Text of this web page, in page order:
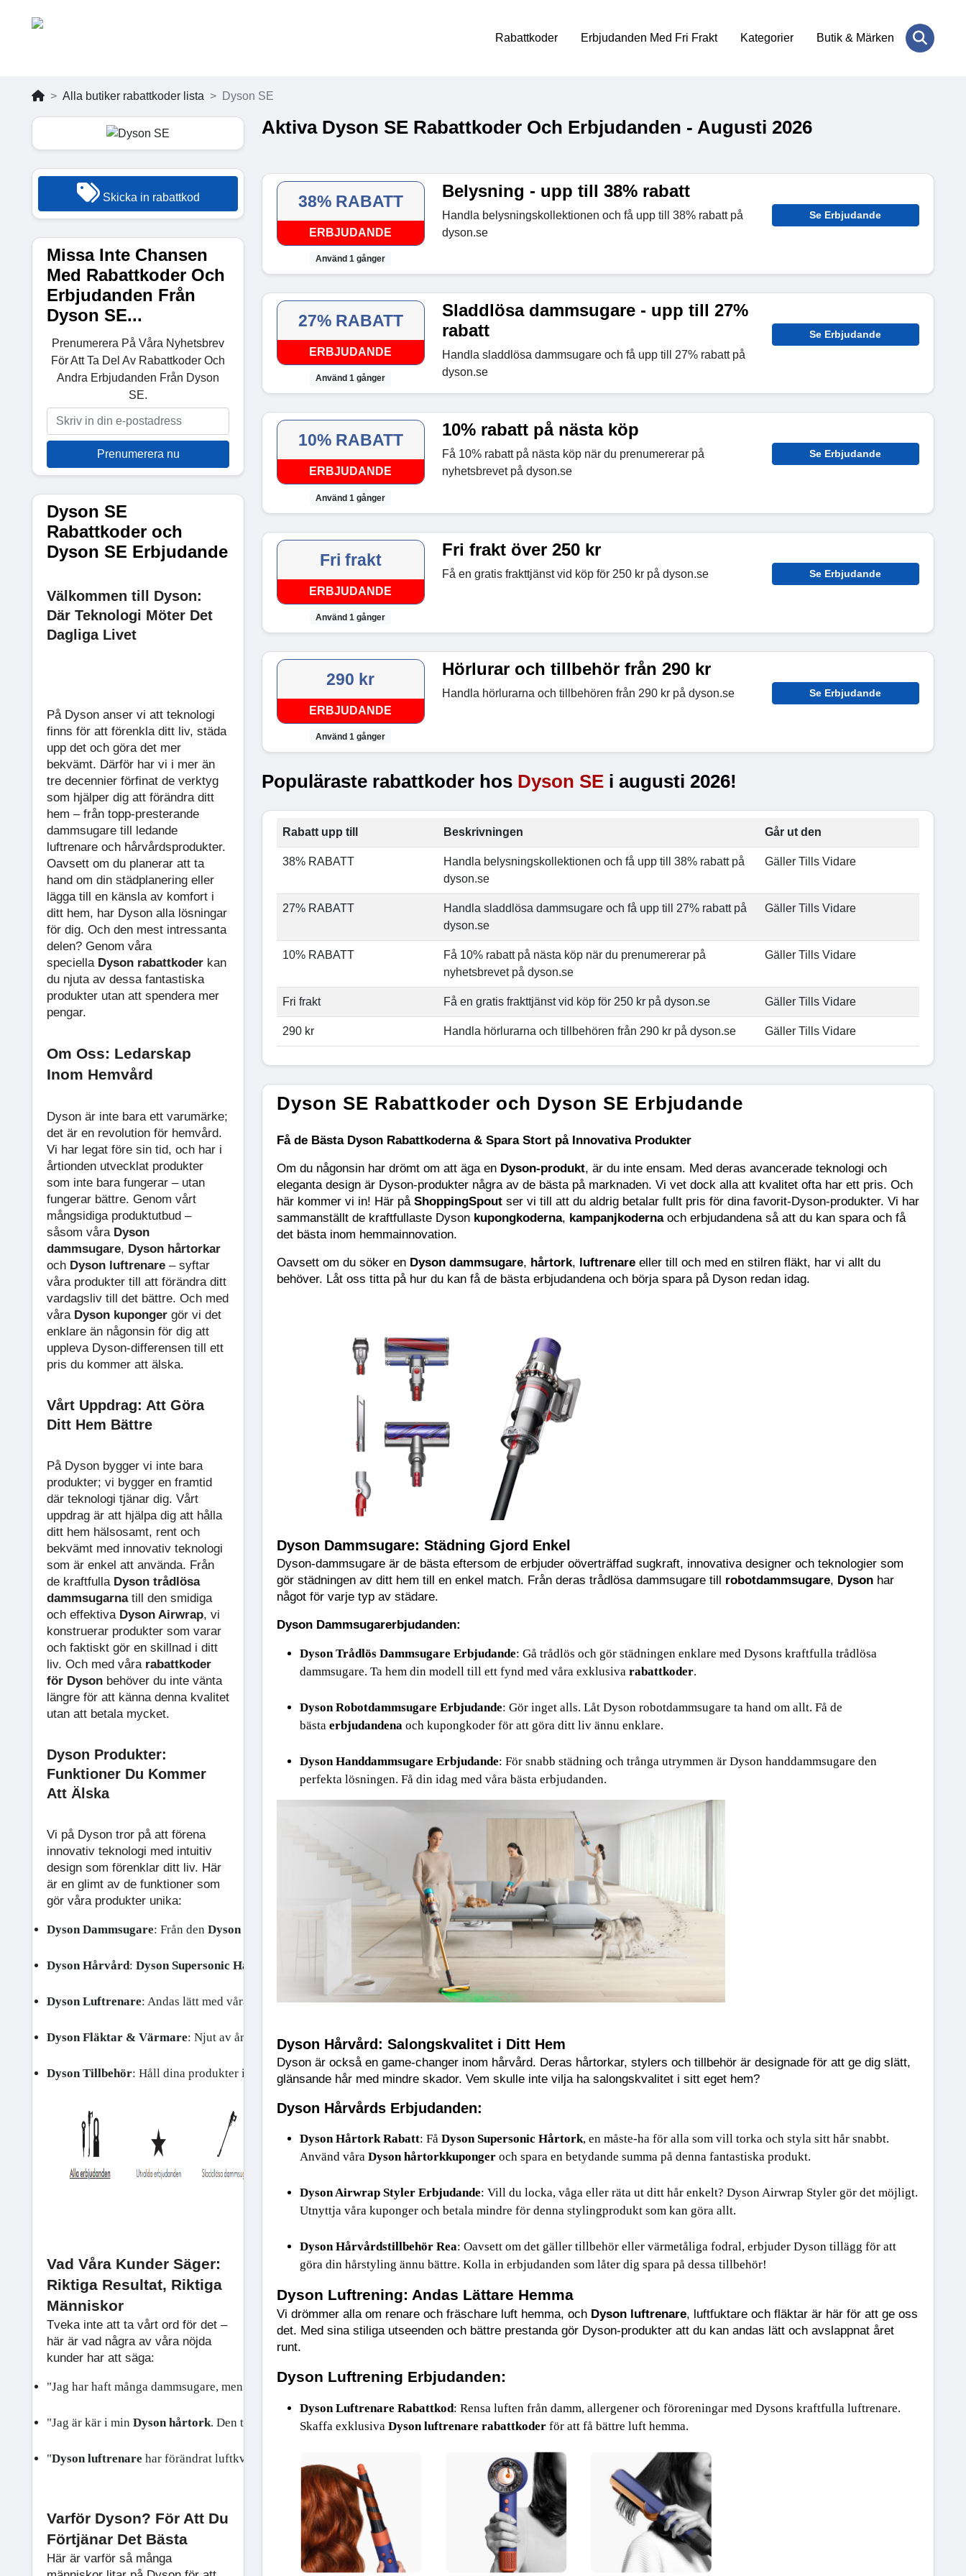
Rabattkoder Erbjudanden Med Fri Frakt Kategorier Butik & Märken
Alla butiker rabattkoder lista Dyson SE
Skicka in rabattkod
Missa Inte Chansen
Med Rabattkoder Och
Erbjudanden Från
Dyson SE...
Prenumerera På Våra Nyhetsbrev
För Att Ta Del Av Rabattkoder Och
Andra Erbjudanden Från Dyson
SE.
Prenumerera nu
Dyson SE
Rabattkoder och
Dyson SE Erbjudande
Välkommen till Dyson:
Där Teknologi Möter Det
Dagliga Livet
På Dyson anser vi att teknologi
finns för att förenkla ditt liv, städa
upp det och göra det mer
bekvämt. Därför har vi i mer än
tre decennier förfinat de verktyg
som hjälper dig att förändra ditt
hem – från topp-presterande
dammsugare till ledande
luftrenare och hårvårdsprodukter.
Oavsett om du planerar att ta
hand om din städplanering eller
lägga till en känsla av komfort i
ditt hem, har Dyson alla lösningar
för dig. Och den mest intressanta
delen? Genom våra
speciella Dyson rabattkoder kan
du njuta av dessa fantastiska
produkter utan att spendera mer
pengar.
Om Oss: Ledarskap
Inom Hemvård
Dyson är inte bara ett varumärke;
det är en revolution för hemvård.
Vi har legat före sin tid, och har i
årtionden utvecklat produkter
som inte bara fungerar – utan
fungerar bättre. Genom vårt
mångsidiga produktutbud –
såsom våra Dyson
dammsugare, Dyson hårtorkar
och Dyson luftrenare – syftar
våra produkter till att förändra ditt
vardagsliv till det bättre. Och med
våra Dyson kuponger gör vi det
enklare än någonsin för dig att
uppleva Dyson-differensen till ett
pris du kommer att älska.
Vårt Uppdrag: Att Göra
Ditt Hem Bättre
På Dyson bygger vi inte bara
produkter; vi bygger en framtid
där teknologi tjänar dig. Vårt
uppdrag är att hjälpa dig att hålla
ditt hem hälsosamt, rent och
bekvämt med innovativ teknologi
som är enkel att använda. Från
de kraftfulla Dyson trådlösa
dammsugarnatill den smidiga
och effektiva Dyson Airwrap, vi
konstruerar produkter som varar
och faktiskt gör en skillnad i ditt
liv. Och med våra rabattkoder
för Dyson behöver du inte vänta
längre för att känna denna kvalitet
utan att betala mycket.
Dyson Produkter:
Funktioner Du Kommer
Att Älska
Vi på Dyson tror på att förena
innovativ teknologi med intuitiv
design som förenklar ditt liv. Här
är en glimt av de funktioner som
gör våra produkter unika:
Dyson Dammsugare: Från den Dyson trådlösa dammsugaren med sin otroliga kraft till den hands-free undret med en robotdammsugare, är Dyson-dammsugare designade för
Dyson Hårvård: Dyson Supersonic Hårtork torkar inte bara ditt hår – de skyddar det också mot värmeskador medan de ger dig professionell stylingkvalitet.
Dyson Luftrenare: Andas lätt med våra luftrenare, konstruerade för att fånga föroreningar och allergener och lämna luften i ditt hem frisk och ren.
Dyson Fläktar & Värmare: Njut av året runt-komfort med Dysons effektiva och tysta fläktar och värmare som håller din plats på den idealiska temperaturen.
Dyson Tillbehör: Håll dina produkter i optimalt skick med Dysons ersättningsdelar och dammsugaraccessoarer, nu rabatterade när du använder våra exklusiva koder.
Vad Våra Kunder Säger:
Riktiga Resultat, Riktiga
Människor
Tveka inte att ta vårt ord för det –
här är vad några av våra nöjda
kunder har att säga:
"Jag har haft många dammsugare, men Dyson dammsugare är i en liga för sig. Sugkraften är galen och den är så lätt!"
"Jag är kär i min Dyson hårtork. Den torkar mitt hår snabbt utan att skada det, och den är superenkel att använda!"
"Dyson luftrenare har förändrat luftkvaliteten i mitt hus så mycket. Den är tyst, effektiv och jag kan verkligen känna skillnaden."
Varför Dyson? För Att Du
Förtjänar Det Bästa
Här är varför så många
Aktiva Dyson SE Rabattkoder Och Erbjudanden - Augusti 2026
38% RABATT
ERBJUDANDE
Använd 1 gånger
Belysning - upp till 38% rabatt
Handla belysningskollektionen och få upp till 38% rabatt på
dyson.se
Se Erbjudande
27% RABATT
ERBJUDANDE
Använd 1 gånger
Sladdlösa dammsugare - upp till 27%
rabatt
Handla sladdlösa dammsugare och få upp till 27% rabatt på
dyson.se
Se Erbjudande
10% RABATT
ERBJUDANDE
Använd 1 gånger
10% rabatt på nästa köp
Få 10% rabatt på nästa köp när du prenumererar på
nyhetsbrevet på dyson.se
Se Erbjudande
Fri frakt
ERBJUDANDE
Använd 1 gånger
Fri frakt över 250 kr
Få en gratis frakttjänst vid köp för 250 kr på dyson.se Se Erbjudande
290 kr
ERBJUDANDE
Använd 1 gånger
Hörlurar och tillbehör från 290 kr
Handla hörlurarna och tillbehören från 290 kr på dyson.se Se Erbjudande
Populäraste rabattkoder hos Dyson SE i augusti 2026!
Rabatt upp till Beskrivningen Går ut den
38% RABATT
Handla belysningskollektionen och få upp till 38% rabatt på
dyson.se
Gäller Tills Vidare
27% RABATT
Handla sladdlösa dammsugare och få upp till 27% rabatt på
dyson.se
Gäller Tills Vidare
10% RABATT
Få 10% rabatt på nästa köp när du prenumererar på
nyhetsbrevet på dyson.se
Gäller Tills Vidare
Fri frakt Få en gratis frakttjänst vid köp för 250 kr på dyson.se Gäller Tills Vidare
290 kr Handla hörlurarna och tillbehören från 290 kr på dyson.se Gäller Tills Vidare
Dyson SE Rabattkoder och Dyson SE Erbjudande
Få de Bästa Dyson Rabattkoderna & Spara Stort på Innovativa Produkter
Om du någonsin har drömt om att äga en Dyson-produkt, är du inte ensam. Med deras avancerade teknologi och
eleganta design är Dyson-produkter några av de bästa på marknaden. Vi vet dock alla att kvalitet ofta har ett pris. Och
här kommer vi in! Här på ShoppingSpout ser vi till att du aldrig betalar fullt pris för dina favorit-Dyson-produkter. Vi har
sammanställt de kraftfullaste Dyson kupongkoderna, kampanjkoderna och erbjudandena så att du kan spara och få
det bästa inom hemmainnovation.
Oavsett om du söker en Dyson dammsugare, hårtork, luftrenare eller till och med en stilren fläkt, har vi allt du
behöver. Låt oss titta på hur du kan få de bästa erbjudandena och börja spara på Dyson redan idag.
Dyson Dammsugare: Städning Gjord Enkel
Dyson-dammsugare är de bästa eftersom de erbjuder oöverträffad sugkraft, innovativa designer och teknologier som
gör städningen av ditt hem till en enkel match. Från deras trådlösa dammsugare till robotdammsugare, Dyson har
något för varje typ av städare.
Dyson Dammsugarerbjudanden:
Dyson Trådlös Dammsugare Erbjudande: Gå trådlös och gör städningen enklare med Dysons kraftfulla trådlösa
dammsugare. Ta hem din modell till ett fynd med våra exklusiva rabattkoder.
Dyson Robotdammsugare Erbjudande: Gör inget alls. Låt Dyson robotdammsugare ta hand om allt. Få de
bästa erbjudandena och kupongkoder för att göra ditt liv ännu enklare.
Dyson Handdammsugare Erbjudande: För snabb städning och trånga utrymmen är Dyson handdammsugare den
perfekta lösningen. Få din idag med våra bästa erbjudanden.
Dyson Hårvård: Salongskvalitet i Ditt Hem
Dyson är också en game-changer inom hårvård. Deras hårtorkar, stylers och tillbehör är designade för att ge dig slätt,
glänsande hår med mindre skador. Vem skulle inte vilja ha salongskvalitet i sitt eget hem?
Dyson Hårvårds Erbjudanden:
Dyson Hårtork Rabatt: Få Dyson Supersonic Hårtork, en måste-ha för alla som vill torka och styla sitt hår snabbt.
Använd våra Dyson hårtorkkuponger och spara en betydande summa på denna fantastiska produkt.
Dyson Airwrap Styler Erbjudande: Vill du locka, våga eller räta ut ditt hår enkelt? Dyson Airwrap Styler gör det möjligt.
Utnyttja våra kuponger och betala mindre för denna stylingprodukt som kan göra allt.
Dyson Hårvårdstillbehör Rea: Oavsett om det gäller tillbehör eller värmetåliga fodral, erbjuder Dyson tillägg för att
göra din hårstyling ännu bättre. Kolla in erbjudanden som låter dig spara på dessa tillbehör!
Dyson Luftrening: Andas Lättare Hemma
Vi drömmer alla om renare och fräschare luft hemma, och Dyson luftrenare, luftfuktare och fläktar är här för att ge oss
det. Med sina stiliga utseenden och bättre prestanda gör Dyson-produkter att du kan andas lätt och avslappnat året
runt.
Dyson Luftrening Erbjudanden:
Dyson Luftrenare Rabattkod: Rensa luften från damm, allergener och föroreningar med Dysons kraftfulla luftrenare.
Skaffa exklusiva Dyson luftrenare rabattkoder för att få bättre luft hemma.